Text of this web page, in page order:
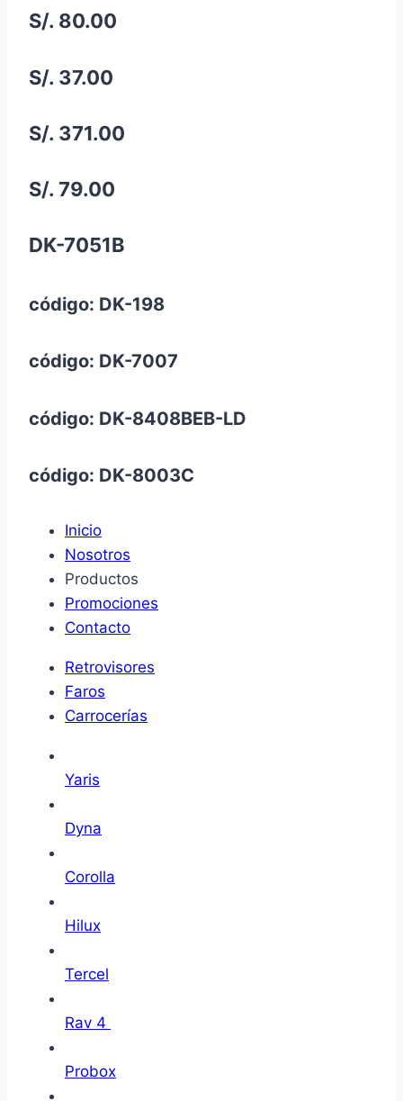
S/. 80.00
S/. 37.00
S/. 371.00
S/. 79.00
DK-7051B
código: DK-198
código: DK-7007
código: DK-8408BEB-LD
código: DK-8003C
Inicio
Nosotros
Productos
Promociones
Contacto
Retrovisores
Faros
Carrocerías
Yaris
Dyna
Corolla
Hilux
Tercel
Rav 4
Probox